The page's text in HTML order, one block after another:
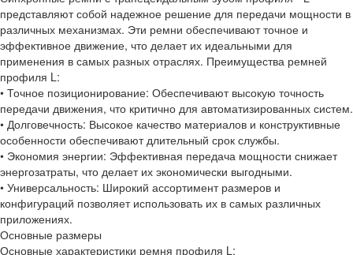
представляют собой надежное решение для передачи мощности в
различных механизмах. Эти ремни обеспечивают точное и
эффективное движение, что делает их идеальными для
применения в самых разных отраслях. Преимущества ремней
профиля L:
• Точное позиционирование: Обеспечивают высокую точность
передачи движения, что критично для автоматизированных систем.
• Долговечность: Высокое качество материалов и конструктивные
особенности обеспечивают длительный срок службы.
• Экономия энергии: Эффективная передача мощности снижает
энергозатраты, что делает их экономически выгодными.
• Универсальность: Широкий ассортимент размеров и
конфигураций позволяет использовать их в самых различных
приложениях.
Основные размеры
Основные характеристики ремня профиля L: